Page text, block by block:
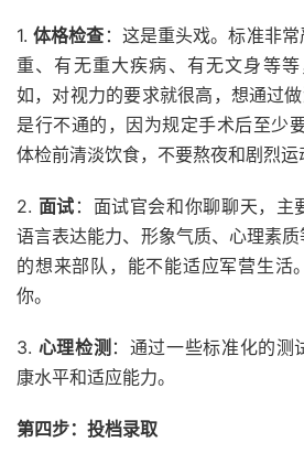
1.体格检查 ：这是重头戏。标准非
重、有无重大疾病、有无文身等
如，对视力的要求就很高，想通过
是行不通的，因为规定手术后至少
体检前清淡饮食，不要熬夜和剧烈运
2. 面试 ：面试官会和你聊聊天，主
语言表达能力、形象气质、心理素
的想来部队，能不能适应军营生活
你。
3. 心理检测 ：通过一些标准化的测
康水平和适应能力。
第四步：投档录取